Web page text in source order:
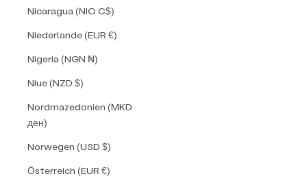
Nicaragua (NIO C$)
Niederlande (EUR €)
Nigeria (NGN ₦)
Niue (NZD $)
Nordmazedonien (MKD
ден)
Norwegen (USD $)
Österreich (EUR €)